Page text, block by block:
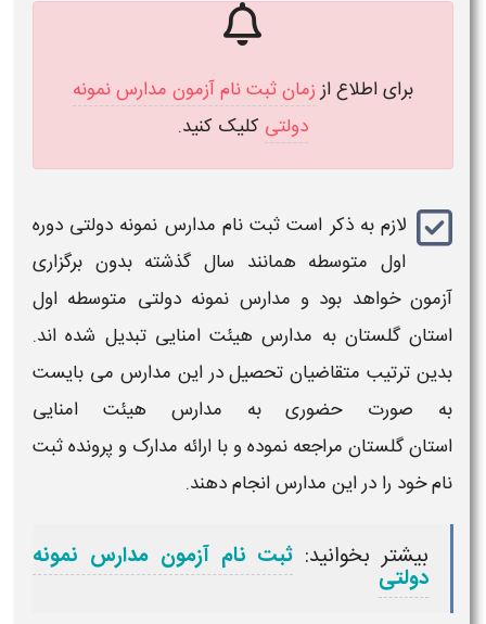
برای اطلاع اززمان ثبت نام آزمون مدارس نمونه
دولتی کلیک کنید.
لازم به ذکر است ثبت نام مدارس نمونه دولتی دوره
اول متوسطه همانند سال گذشته بدون برگزاری
آزمون خواهد بود و مدارس نمونه دولتی متوسطه اول
استانگلستانبه مدارس هیئت امنایی تبدیل شده اند.
بدین ترتیب متقاضیان تحصیل در این مدارس می بایست
به صورت حضوری به مدارس هیئت امنایی
استانگلستان مراجعه نموده و با ارائه مدارک و پروندهثبت
نامخود را در این مدارسانجام دهند.
بیشتر بخوانید: ثبت نام آزمون مدارس نمونه
دولتی